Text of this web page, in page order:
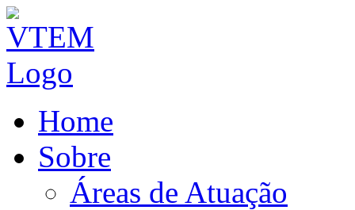
Home
Sobre
Áreas de Atuação